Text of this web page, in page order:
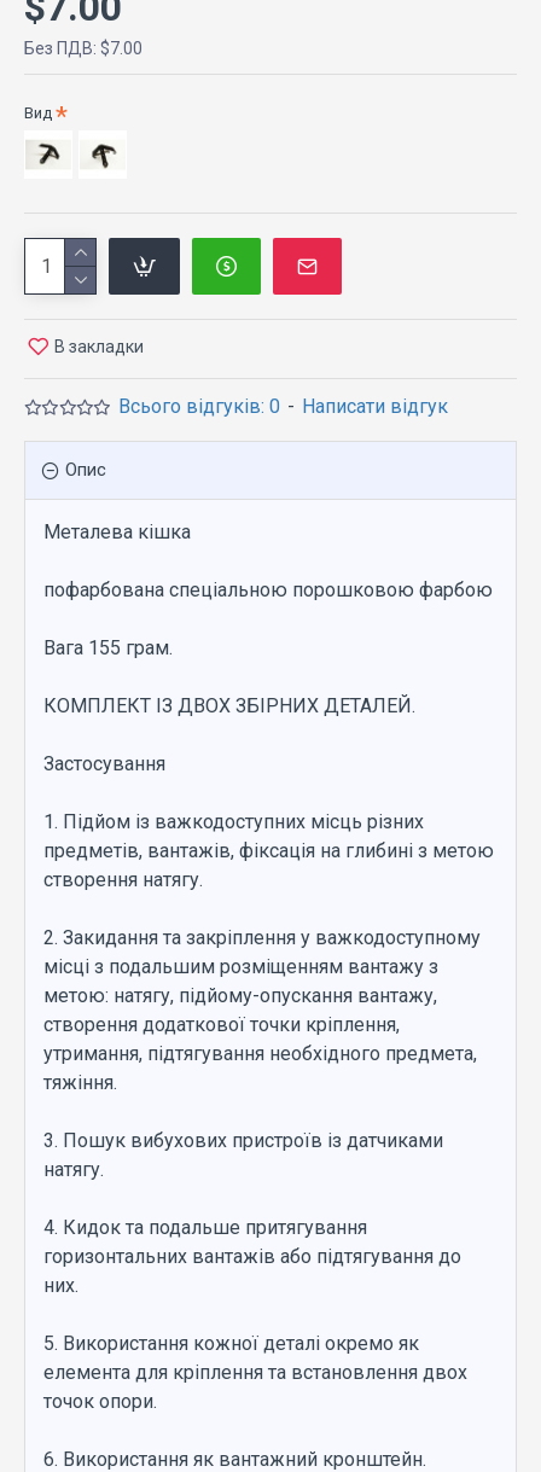
Всього відгуків: 0 - Написати відгук
Без ПДВ: $7.00
Вид
В закладки
Опис
Металева кішка
пофарбована спеціальною порошковою фарбою
Вага 155 грам.
КОМПЛЕКТ ІЗ ДВОХ ЗБІРНИХ ДЕТАЛЕЙ.
Застосування
1. Підйом із важкодоступних місць різних
предметів, вантажів, фіксація на глибині з метою
створення натягу.
2. Закидання та закріплення у важкодоступному
місці з подальшим розміщенням вантажу з
метою: натягу, підйому-опускання вантажу,
створення додаткової точки кріплення,
утримання, підтягування необхідного предмета,
тяжіння.
3. Пошук вибухових пристроїв із датчиками
натягу.
4. Кидок та подальше притягування
горизонтальних вантажів або підтягування до
них.
5. Використання кожної деталі окремо як
елемента для кріплення та встановлення двох
точок опори.
6. Використання як вантажний кронштейн.